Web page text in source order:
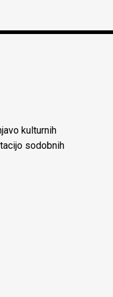
kulturnih
sodobnih